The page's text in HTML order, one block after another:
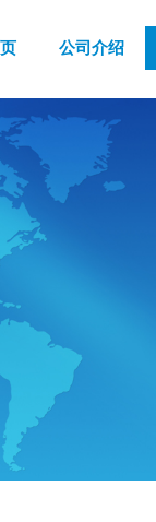
公司介绍